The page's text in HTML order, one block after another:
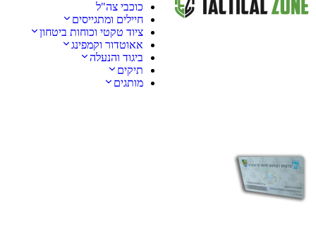
כוכבי צה"ל
חיילים ומתגייסים
ציוד טקטי וכוחות ביטחון
אאוטדור וקמפינג
ביגוד והנעלה
תיקים
מותגים